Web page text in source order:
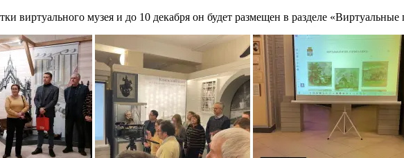
виртуального музея и до 10 декабря он будет размещен в разделе «Виртуальные